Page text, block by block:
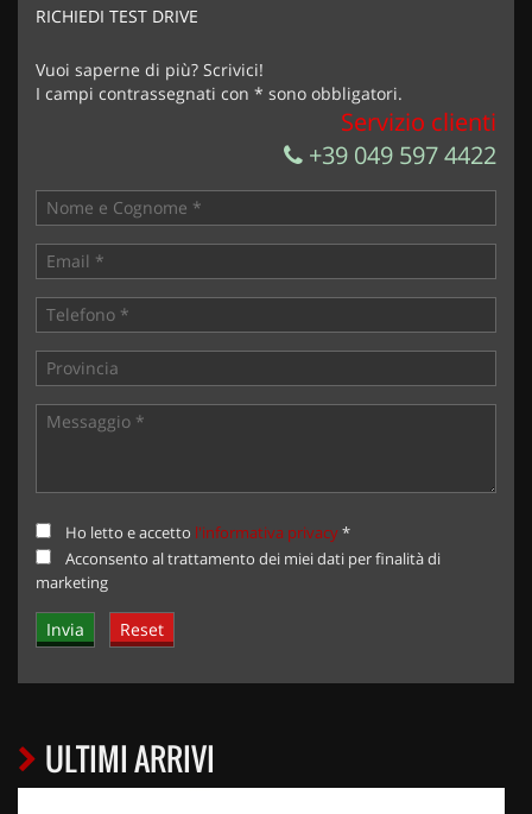
Invia la tua richiesta
RICHIEDI TEST DRIVE
Vuoi saperne di più? Scrivici!
I campi contrassegnati con * sono obbligatori.
Servizio clienti
+39 049 597 4422
Ho letto e accetto l'informativa privacy*
Acconsento al trattamento dei miei dati per finalità di
marketing
ULTIMI ARRIVI